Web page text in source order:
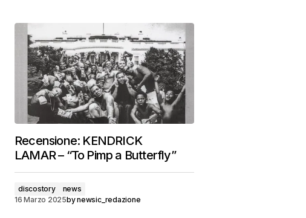
Recensione: KENDRICK
LAMAR – “To Pimp a Butterfly”
discostory
news
16 Marzo 2025bynewsic_redazione